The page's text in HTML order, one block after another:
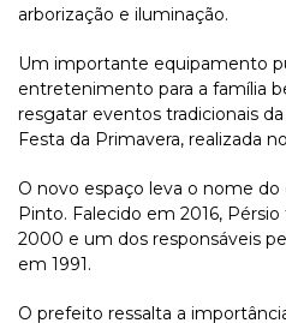
arborização e iluminação.
Um importante equipamento
entretenimento para a família
resgatar eventos tradicionais
Festa da Primavera, realizada
O novo espaço leva o nome
Pinto. Falecido em 2016,
2000 e um dos responsáveis
em 1991.
O prefeito ressalta a